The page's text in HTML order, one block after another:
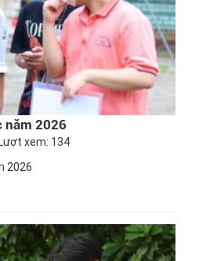
năm 2026
xem: 134
2026